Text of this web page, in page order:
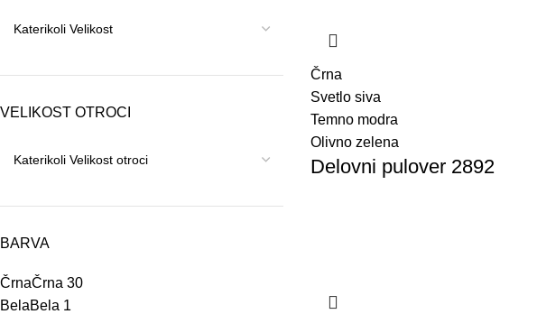
VELIKOST OTROCI
BARVA
ČrnaČrna 30
BelaBela 1
Črna
Svetlo siva
Temno modra
Olivno zelena
Delovni pulover 2892